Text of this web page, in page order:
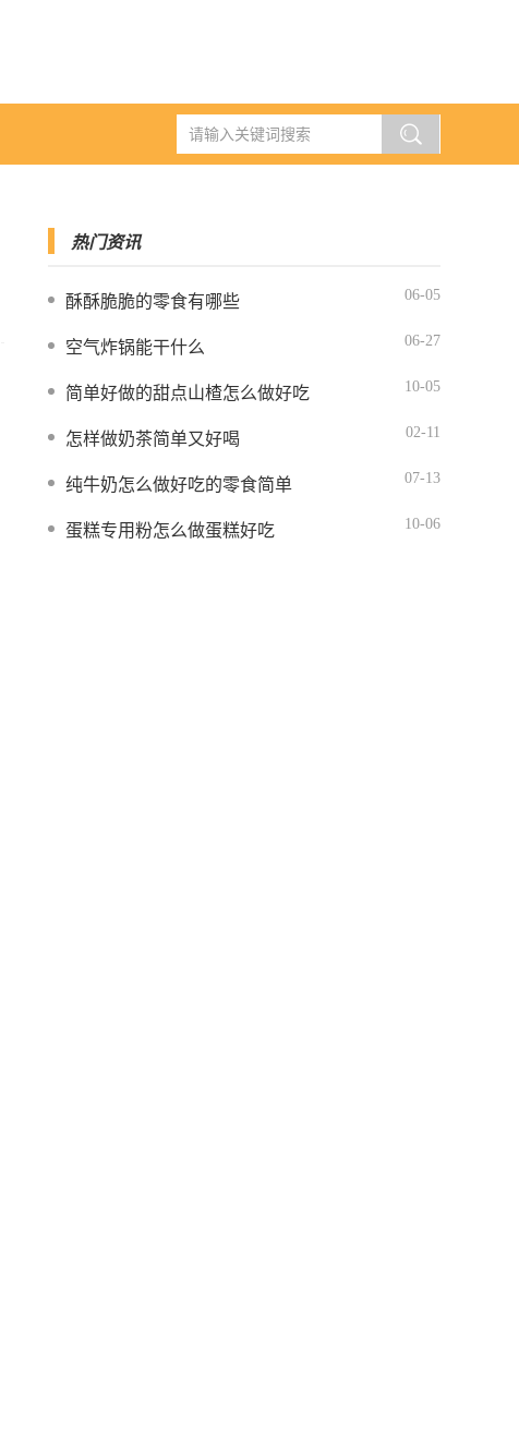
热门资讯
酥酥脆脆的零食有哪些 06-05
空气炸锅能干什么 06-27
简单好做的甜点山楂怎么做好吃 10-05
怎样做奶茶简单又好喝 02-11
纯牛奶怎么做好吃的零食简单 07-13
蛋糕专用粉怎么做蛋糕好吃 10-06